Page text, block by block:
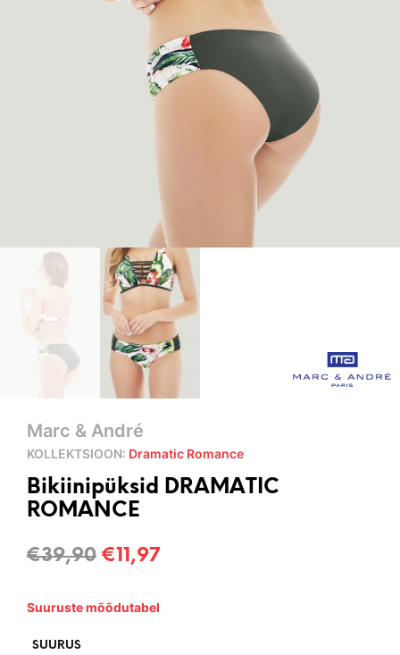
Marc & André
KOLLEKTSIOON: Dramatic Romance
Bikiinipüksid DRAMATIC
ROMANCE
€39,90 Algne
oli:
€11,97Current
Suuruste mõõdutabel
SUURUS